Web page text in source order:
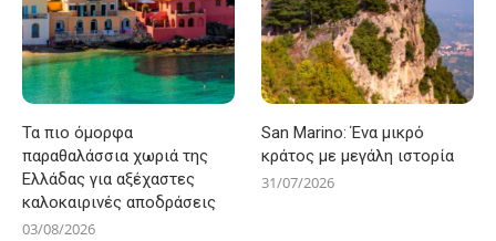
Τα πιο όμορφα
παραθαλάσσια χωριά της
Ελλάδας για αξέχαστες
καλοκαιρινές αποδράσεις
03/08/2026
San Marino: Ένα μικρό
κράτος με μεγάλη ιστορία
31/07/2026